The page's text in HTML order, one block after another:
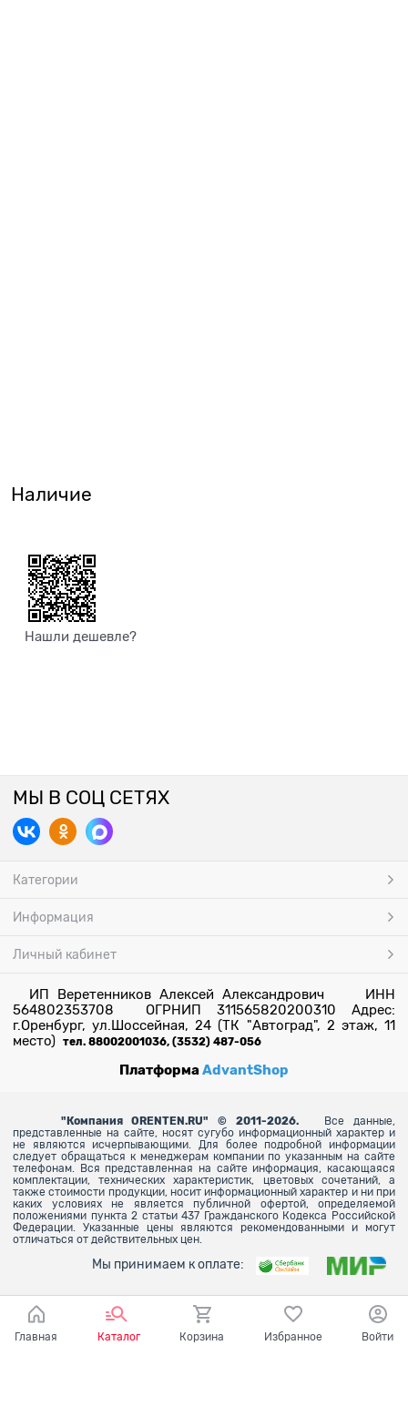
Наличие
Нашли дешевле?
МЫ В СОЦ СЕТЯХ
Категории
Информация
Личный кабинет
ИП Веретенников Алексей Александрович ИНН
564802353708 ОГРНИП 311565820200310 Адрес:
г.Оренбург, ул.Шоссейная, 24 (ТК "Автоград", 2 этаж, 11
место) тел. 88002001036, (3532) 487-056
ПлатформаAdvantShop
" Компания ORENTEN.RU" © 2011-2026.
Все данные,
представленные на сайте, носят сугубо информационный характер и
не являются исчерпывающими. Для более подробной информации
следует обращаться к менеджерам компании по указанным на сайте
телефонам. Вся представленная на сайте информация, касающаяся
комплектации, технических характеристик, цветовых сочетаний, а
также стоимости продукции, носит информационный характер и ни при
каких условиях не является публичной офертой, определяемой
положениями пункта 2 статьи 437 Гражданского Кодекса Российской
Федерации. Указанные цены являются рекомендованными и могут
отличаться от действительных цен.
Мы принимаем к оплате:
Главная Каталог Корзина Избранное Войти